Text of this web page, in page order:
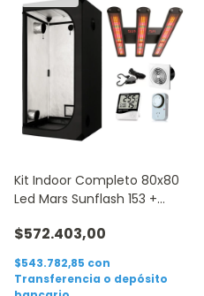
Kit Indoor Completo 80x80
Led Mars Sunflash 153 +
$572.403,00
$543.782,85 con
Transferencia o depósito